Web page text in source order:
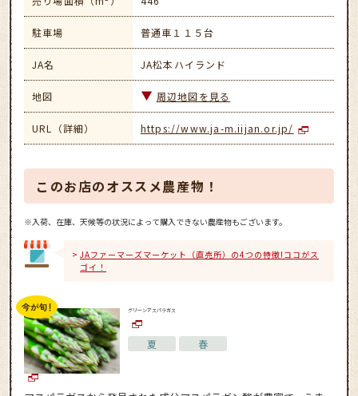
駐車場 普通車１１５台
JA名 JA松本ハイランド
地図 周辺地図を見る
URL（詳細） https://www.ja-m.iijan.or.jp/
このお店のオススメ農産物！
※入荷、在庫、天候等の状況によって購入できない農産物もございます。
JAファーマーズマーケット（直売所）の4つの特徴!ココがス
ゴイ！
グリーンアスパラガス
夏 春